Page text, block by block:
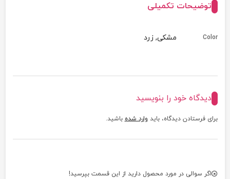
توضیحات تکمیلی
Color مشکی, زرد
دیدگاه خود را بنویسید
برای فرستادن دیدگاه، بایدوارد شدهباشید.
اگر سوالی در مورد محصول دارید از این قسمت بپرسید!